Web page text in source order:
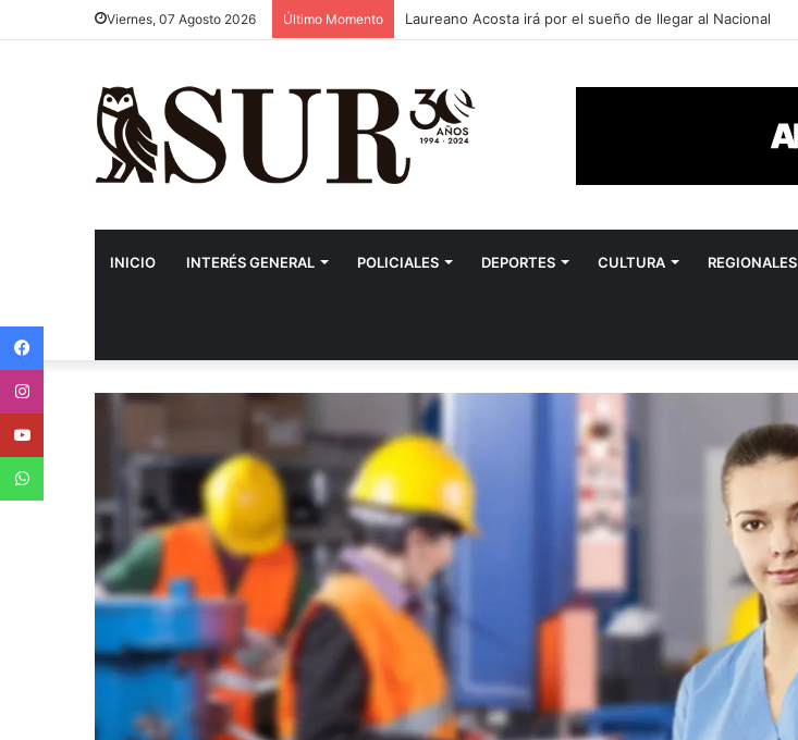
Viernes, 07 Agosto 2026 Último Momento Laureano Acosta irá por el sueño de llegar al Nacional
INICIO INTERÉS GENERAL POLICIALES DEPORTES CULTURA REGIONALES